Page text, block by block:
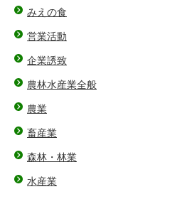
みえの食
営業活動
企業誘致
農林水産業全般
農業
畜産業
森林・林業
水産業